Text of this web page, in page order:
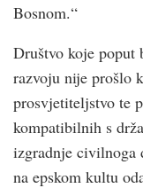
Bosnom.“
Društvo koje poput
razvoju nije prošlo
prosvjetiteljstvo te
kompatibilnih s
izgradnje civilnoga
na epskom kultu